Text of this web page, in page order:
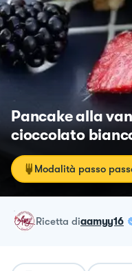
Pancake alla
cioccolato
Modalità passo
ricetta diaamyy16